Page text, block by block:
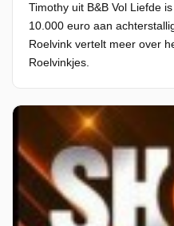
Timothy uit B&B Vol Liefde
10.000 euro aan
Roelvink vertelt meer over
Roelvinkjes.